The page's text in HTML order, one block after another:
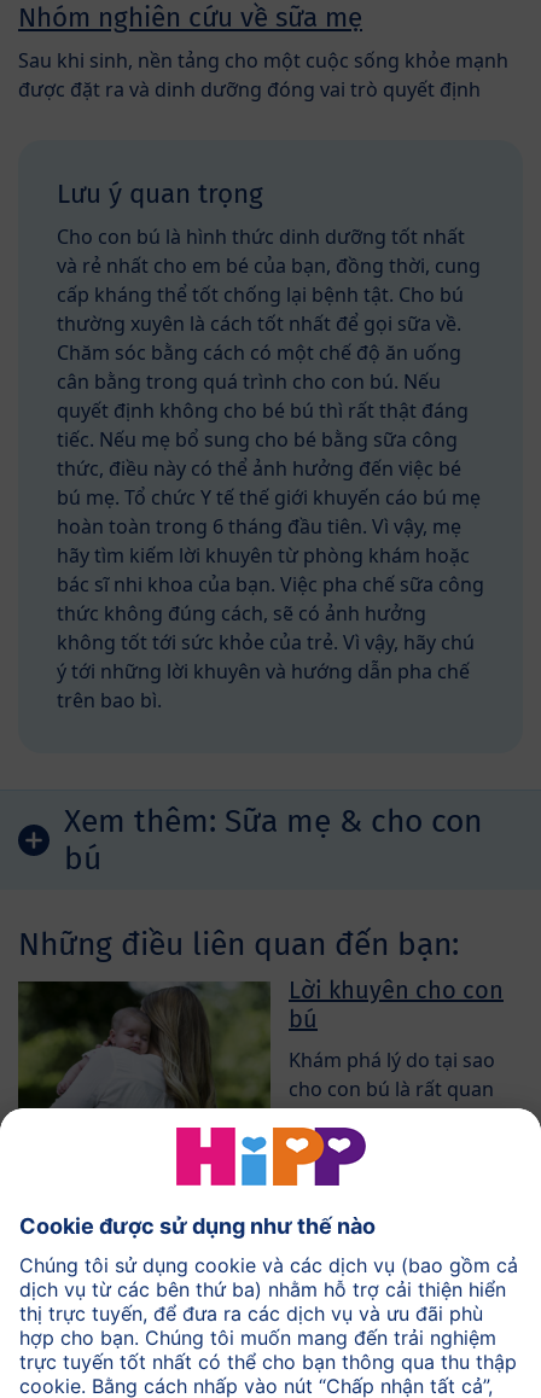
Nhóm nghiên cứu về sữa mẹ
Sau khi sinh, nền tảng cho một cuộc sống khỏe mạnh
được đặt ra và dinh dưỡng đóng vai trò quyết định
Lưu ý quan trọng
Cho con bú là hình thức dinh dưỡng tốt nhất
và rẻ nhất cho em bé của bạn, đồng thời, cung
cấp kháng thể tốt chống lại bệnh tật. Cho bú
thường xuyên là cách tốt nhất để gọi sữa về.
Chăm sóc bằng cách có một chế độ ăn uống
cân bằng trong quá trình cho con bú. Nếu
quyết định không cho bé bú thì rất thật đáng
tiếc. Nếu mẹ bổ sung cho bé bằng sữa công
thức, điều này có thể ảnh hưởng đến việc bé
bú mẹ. Tổ chức Y tế thế giới khuyến cáo bú mẹ
hoàn toàn trong 6 tháng đầu tiên. Vì vậy, mẹ
hãy tìm kiếm lời khuyên từ phòng khám hoặc
bác sĩ nhi khoa của bạn. Việc pha chế sữa công
thức không đúng cách, sẽ có ảnh hưởng
không tốt tới sức khỏe của trẻ. Vì vậy, hãy chú
ý tới những lời khuyên và hướng dẫn pha chế
trên bao bì.
Xem thêm: Sữa mẹ & cho con
bú
Những điều liên quan đến bạn:
Lời khuyên cho con
bú
Khám phá lý do tại sao
cho con bú là rất quan
Các mô hình của sữa
Điều gì làm cho sữa mẹ
rất giá trị?
Hệ vi sinh đường
ruột khỏe mạnh
Lợi ích của sữa mẹ đối với